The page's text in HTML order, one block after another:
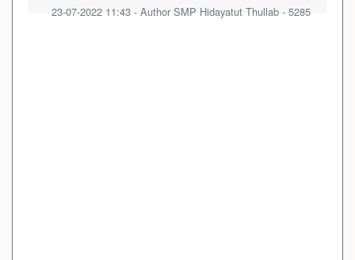
23-07-2022 11:43 - Author SMP Hidayatut Thullab - 5285